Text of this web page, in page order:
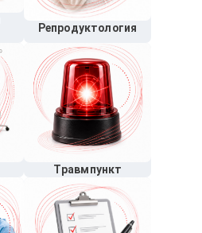
Репродуктология
Травмпункт